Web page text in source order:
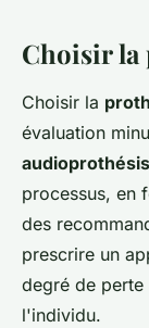
Choisir la
Choisir la
évaluation
processus, en
des
prescrire un
degré de
l'individu.